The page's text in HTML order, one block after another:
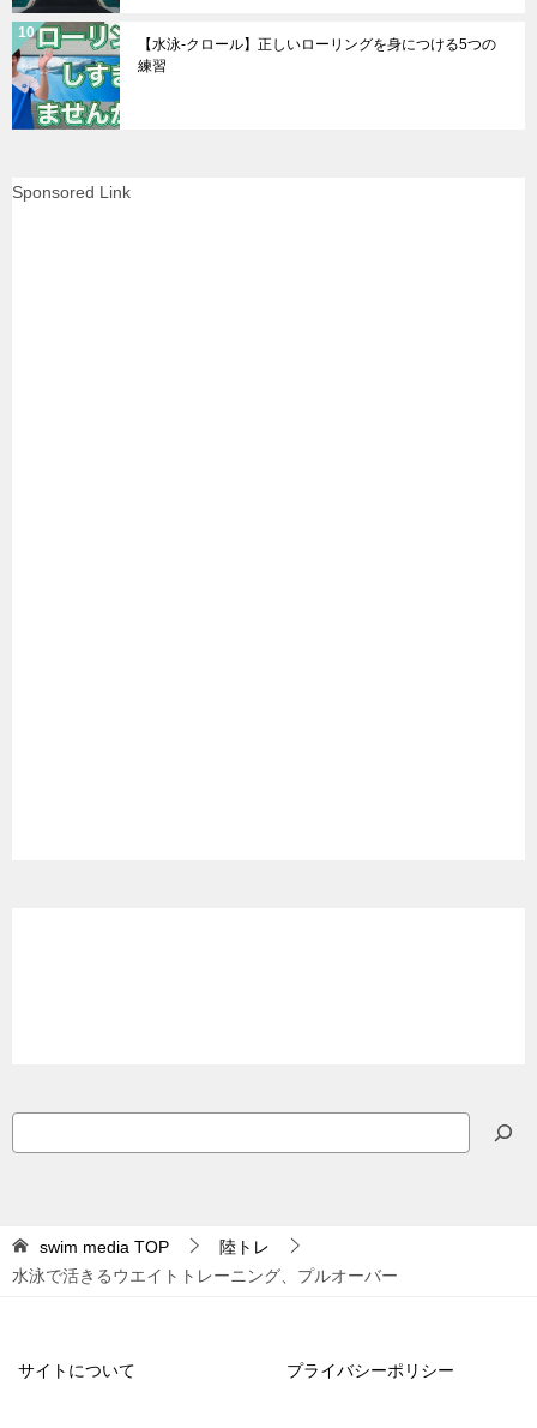
【水泳-クロール】正しいローリングを身につける5つの
練習
Sponsored Link
索
swim media TOP
陸トレ
水泳で活きるウエイトトレーニング、プルオーバー
サイトについて プライバシーポリシー